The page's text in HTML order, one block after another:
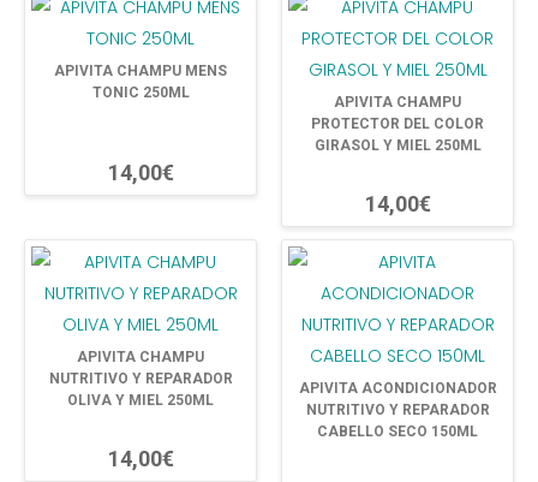
APIVITA CHAMPU MENS
TONIC 250ML
14,00€
APIVITA CHAMPU
PROTECTOR DEL COLOR
GIRASOL Y MIEL 250ML
14,00€
APIVITA CHAMPU
NUTRITIVO Y REPARADOR
OLIVA Y MIEL 250ML
14,00€
APIVITA ACONDICIONADOR
NUTRITIVO Y REPARADOR
CABELLO SECO 150ML